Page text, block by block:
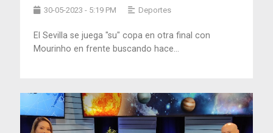
30-05-2023 - 5:19 PM Deportes
El Sevilla se juega "su" copa en otra final con
Mourinho en frente buscando hace...